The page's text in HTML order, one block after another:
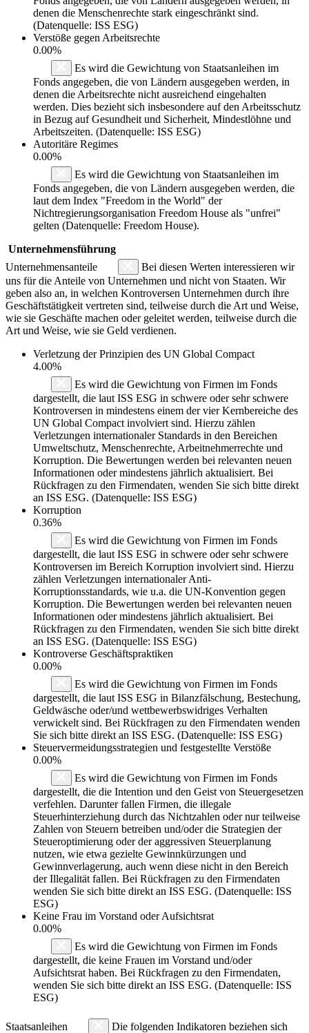
denen die Menschenrechte stark eingeschränkt sind.
(Datenquelle: ISS ESG)
Verstöße gegen Arbeitsrechte
0.00%
Es wird die Gewichtung von Staatsanleihen im
Fonds angegeben, die von Ländern ausgegeben werden, in
denen die Arbeitsrechte nicht ausreichend eingehalten
werden. Dies bezieht sich insbesondere auf den Arbeitsschutz
in Bezug auf Gesundheit und Sicherheit, Mindestlöhne und
Arbeitszeiten. (Datenquelle: ISS ESG)
Autoritäre Regimes
0.00%
Es wird die Gewichtung von Staatsanleihen im
Fonds angegeben, die von Ländern ausgegeben werden, die
laut dem Index "Freedom in the World" der
Nichtregierungsorganisation Freedom House als "unfrei"
gelten (Datenquelle: Freedom House).
Unternehmensführung
Unternehmensanteile
Bei diesen Werten interessieren wir
uns für die Anteile von Unternehmen und nicht von Staaten. Wir
geben also an, in welchen Kontroversen Unternehmen durch ihre
Geschäftstätigkeit vertreten sind, teilweise durch die Art und Weise,
wie sie Geschäfte machen oder geleitet werden, teilweise durch die
Art und Weise, wie sie Geld verdienen.
Verletzung der Prinzipien des UN Global Compact
4.00%
Es wird die Gewichtung von Firmen im Fonds
dargestellt, die laut ISS ESG in schwere oder sehr schwere
Kontroversen in mindestens einem der vier Kernbereiche des
UN Global Compact involviert sind. Hierzu zählen
Verletzungen internationaler Standards in den Bereichen
Umweltschutz, Menschenrechte, Arbeitnehmerrechte und
Korruption. Die Bewertungen werden bei relevanten neuen
Informationen oder mindestens jährlich aktualisiert. Bei
Rückfragen zu den Firmendaten, wenden Sie sich bitte direkt
an ISS ESG. (Datenquelle: ISS ESG)
Korruption
0.36%
Es wird die Gewichtung von Firmen im Fonds
dargestellt, die laut ISS ESG in schwere oder sehr schwere
Kontroversen im Bereich Korruption involviert sind. Hierzu
zählen Verletzungen internationaler Anti-
Korruptionsstandards, wie u.a. die UN-Konvention gegen
Korruption. Die Bewertungen werden bei relevanten neuen
Informationen oder mindestens jährlich aktualisiert. Bei
Rückfragen zu den Firmendaten, wenden Sie sich bitte direkt
an ISS ESG. (Datenquelle: ISS ESG)
Kontroverse Geschäftspraktiken
0.00%
Es wird die Gewichtung von Firmen im Fonds
dargestellt, die laut ISS ESG in Bilanzfälschung, Bestechung,
Geldwäsche oder/und wettbewerbswidriges Verhalten
verwickelt sind. Bei Rückfragen zu den Firmendaten wenden
Sie sich bitte direkt an ISS ESG. (Datenquelle: ISS ESG)
Steuervermeidungsstrategien und festgestellte Verstöße
0.00%
Es wird die Gewichtung von Firmen im Fonds
dargestellt, die die Intention und den Geist von Steuergesetzen
verfehlen. Darunter fallen Firmen, die illegale
Steuerhinterziehung durch das Nichtzahlen oder nur teilweise
Zahlen von Steuern betreiben und/oder die Strategien der
Steueroptimierung oder der aggressiven Steuerplanung
nutzen, wie etwa gezielte Gewinnkürzungen und
Gewinnverlagerung, auch wenn diese nicht in den Bereich
der Illegalität fallen. Bei Rückfragen zu den Firmendaten
wenden Sie sich bitte direkt an ISS ESG. (Datenquelle: ISS
ESG)
Keine Frau im Vorstand oder Aufsichtsrat
0.00%
Es wird die Gewichtung von Firmen im Fonds
dargestellt, die keine Frauen im Vorstand und/oder
Aufsichtsrat haben. Bei Rückfragen zu den Firmendaten,
wenden Sie sich bitte direkt an ISS ESG. (Datenquelle: ISS
ESG)
Staatsanleihen
Die folgenden Indikatoren beziehen sich